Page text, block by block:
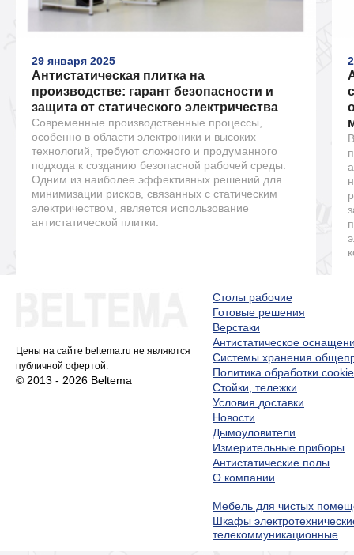
29 января 2025
Антистатическая плитка на
производстве: гарант безопасности и
защита от статического электричества
Современные производственные процессы,
особенно в области электроники и высоких
технологий, требуют сложного и продуманного
подхода к созданию безопасной рабочей среды.
Одним из наиболее эффективных решений для
минимизации рисков, связанных с статическим
электричеством, является использование
антистатической плитки.
Цены на сайте beltema.ru не являются
публичной офертой.
© 2013 - 2026 Beltema
Столы рабочие
Готовые решения
Верстаки
Антистатическое
Системы хранения
Политика обработки cookie
Стойки, тележки
Условия доставки
Новости
Дымоуловители
Измерительные приборы
Антистатические полы
О компании
Мебель для чистых
Шкафы
телекоммуникационные